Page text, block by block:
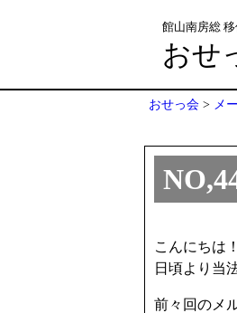
館山南房総
おせ
おせっ会 > メ
こんにちは
日頃より当
前々回のメ